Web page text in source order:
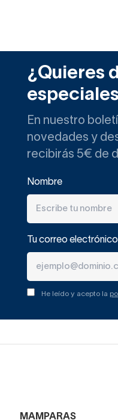
¿Quieres
En nuestro
novedades y
recibirás 5€ de
Nombre
Tu correo electrónico
He leído y acepto la
MAMPARAS